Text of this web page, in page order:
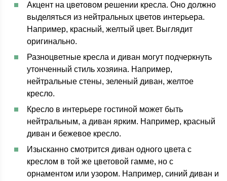
Акцент на цветовом решении кресла. Оно должно
выделяться из нейтральных цветов интерьера.
Например, красный, желтый цвет. Выглядит
оригинально.
Разноцветные кресла и диван могут подчеркнуть
утонченный стиль хозяина. Например,
нейтральные стены, зеленый диван, желтое
кресло.
Кресло в интерьере гостиной может быть
нейтральным, а диван ярким. Например, красный
диван и бежевое кресло.
Изысканно смотрится диван одного цвета с
креслом в той же цветовой гамме, но с
орнаментом или узором. Например, синий диван и